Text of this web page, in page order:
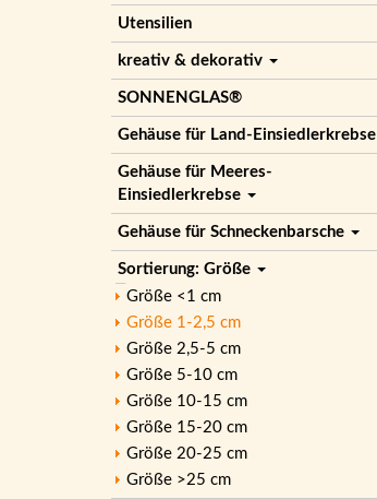
Utensilien
kreativ & dekorativ
SONNENGLAS®
Gehäuse für Land-Einsiedlerkrebse
Gehäuse für Meeres-
Einsiedlerkrebse
Gehäuse für Schneckenbarsche
Sortierung: Größe
Größe <1 cm
Größe 1-2,5 cm
Größe 2,5-5 cm
Größe 5-10 cm
Größe 10-15 cm
Größe 15-20 cm
Größe 20-25 cm
Größe >25 cm